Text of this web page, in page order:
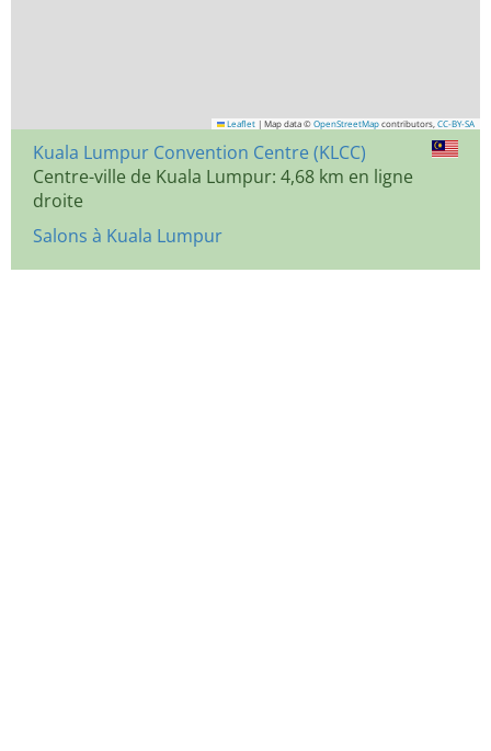
Leaflet | Map data © OpenStreetMap contributors, CC-BY-SA
Kuala Lumpur Convention Centre (KLCC)
Centre-ville de Kuala Lumpur: 4,68 km en ligne
droite
Salons à Kuala Lumpur